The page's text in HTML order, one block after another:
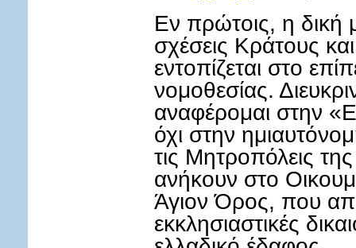
Εν πρώτοις, η δική
σχέσεις Κράτους
εντοπίζεται στο
νομοθεσίας.
αναφέρομαι στην
όχι στην
τις Μητροπόλεις
ανήκουν στο
Άγιον Όρος, που
εκκλησιαστικές